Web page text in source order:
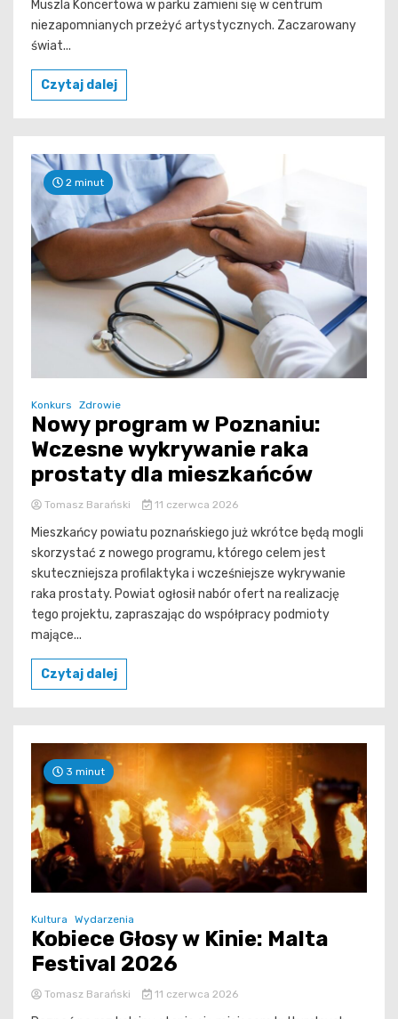
Muszla Koncertowa w parku zamieni się w centrum
niezapomnianych przeżyć artystycznych. Zaczarowany
świat...
Czytaj dalej
2 minut
Konkurs Zdrowie
Nowy program w Poznaniu:
Wczesne wykrywanie raka
prostaty dla mieszkańców
Tomasz Barański 11 czerwca 2026
Mieszkańcy powiatu poznańskiego już wkrótce będą mogli
skorzystać z nowego programu, którego celem jest
skuteczniejsza profilaktyka i wcześniejsze wykrywanie
raka prostaty. Powiat ogłosił nabór ofert na realizację
tego projektu, zapraszając do współpracy podmioty
mające...
Czytaj dalej
3 minut
Kultura Wydarzenia
Kobiece Głosy w Kinie: Malta
Festival 2026
Tomasz Barański 11 czerwca 2026